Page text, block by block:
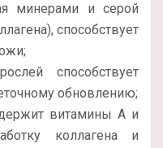
минерами и серой
способствует
способствует
обновлению;
витамины А и
коллагена и